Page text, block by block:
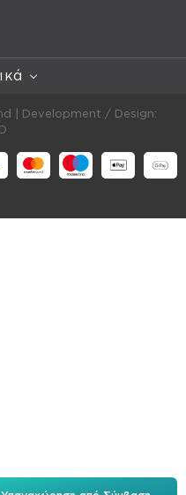
|
Development / Design: